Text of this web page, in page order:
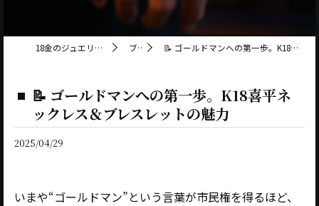
18金のジュエリーならA.I JEWELRIES ブログ 📝 ゴールドマンへの第一歩。K18喜平ネックレス＆ブレスレットの魅力
📝 ゴールドマンへの第一歩。K18喜平ネ
ックレス＆ブレスレットの魅力
2025/04/29
いまや“ゴールドマン”という言葉が市民権を得るほど、